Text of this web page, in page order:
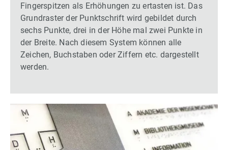
Fingerspitzen als Erhöhungen zu ertasten ist. Das
Grundraster der Punktschrift wird gebildet durch
sechs Punkte, drei in der Höhe mal zwei Punkte in
der Breite. Nach diesem System können alle
Zeichen, Buchstaben oder Ziffern etc. dargestellt
werden.